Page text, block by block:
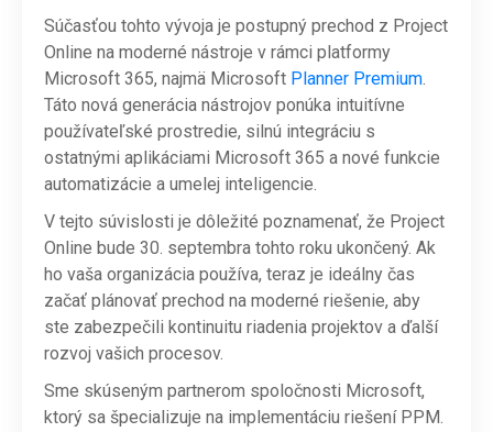
Súčasťou tohto vývoja je postupný prechod z Project
Online na moderné nástroje v rámci platformy
Microsoft 365, najmä Microsoft Planner Premium.
Táto nová generácia nástrojov ponúka intuitívne
používateľské prostredie, silnú integráciu s
ostatnými aplikáciami Microsoft 365 a nové funkcie
automatizácie a umelej inteligencie.
V tejto súvislosti je dôležité poznamenať, že Project
Online bude 30. septembra tohto roku ukončený. Ak
ho vaša organizácia používa, teraz je ideálny čas
začať plánovať prechod na moderné riešenie, aby
ste zabezpečili kontinuitu riadenia projektov a ďalší
rozvoj vašich procesov.
Sme skúseným partnerom spoločnosti Microsoft,
ktorý sa špecializuje na implementáciu riešení PPM.